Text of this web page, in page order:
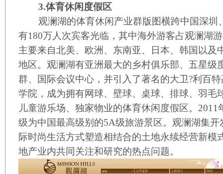
3.体育休闲度假区
观澜湖的体育休闲产业群版图横跨中国深圳
有180万人次宾客光临，其中海外游客占观澜湖
主要来自北美、欧洲、东南亚、日本、韩国以及
地区。观澜湖有亚洲最大的乡村俱乐部、五星级
群、国际会议中心，并引入了著名的大卫?利百
学院，成为拥有网球、壁球、桌球、排球、羽毛
儿童游乐场、独家物业的体育休闲度假区。2011
级为中国最高级别的5A级旅游景区。观澜湖集
际时尚生活方式塑造相结合的土地永续经营新模
地产业内共同关注和研究的热点问题。